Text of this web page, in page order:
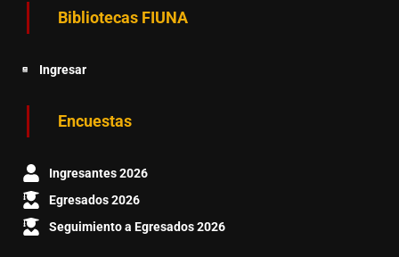
Bibliotecas FIUNA
Ingresar
Encuestas
Ingresantes 2026
Egresados 2026
Seguimiento a Egresados 2026